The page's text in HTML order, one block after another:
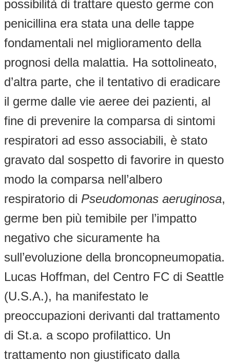
possibilità di trattare questo germe con
penicillina era stata una delle tappe
fondamentali nel miglioramento della
prognosi della malattia. Ha sottolineato,
d’altra parte, che il tentativo di eradicare
il germe dalle vie aeree dei pazienti, al
fine di prevenire la comparsa di sintomi
respiratori ad esso associabili, è stato
gravato dal sospetto di favorire in questo
modo la comparsa nell’albero
respiratorio di Pseudomonas aeruginosa,
germe ben più temibile per l’impatto
negativo che sicuramente ha
sull’evoluzione della broncopneumopatia.
Lucas Hoffman, del Centro FC di Seattle
(U.S.A.), ha manifestato le
preoccupazioni derivanti dal trattamento
di St.a. a scopo profilattico. Un
trattamento non giustificato dalla